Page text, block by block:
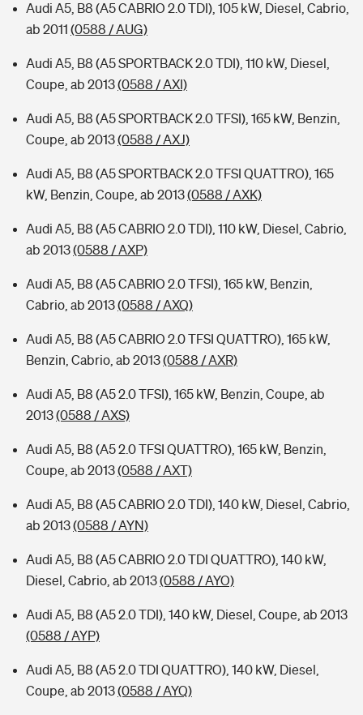
Audi A5, B8 (A5 CABRIO 2.0 TDI), 105 kW, Diesel, Cabrio,
ab 2011 (0588 / AUG)
Audi A5, B8 (A5 SPORTBACK 2.0 TDI), 110 kW, Diesel,
Coupe, ab 2013(0588 / AXI)
Audi A5, B8 (A5 SPORTBACK 2.0 TFSI), 165 kW, Benzin,
Coupe, ab 2013(0588 / AXJ)
Audi A5, B8 (A5 SPORTBACK 2.0 TFSI QUATTRO), 165
kW, Benzin, Coupe, ab 2013(0588 / AXK)
Audi A5, B8 (A5 CABRIO 2.0 TDI), 110 kW, Diesel, Cabrio,
ab 2013(0588 / AXP)
Audi A5, B8 (A5 CABRIO 2.0 TFSI), 165 kW, Benzin,
Cabrio, ab 2013(0588 / AXQ)
Audi A5, B8 (A5 CABRIO 2.0 TFSI QUATTRO), 165 kW,
Benzin, Cabrio, ab 2013(0588 / AXR)
Audi A5, B8 (A5 2.0 TFSI), 165 kW, Benzin, Coupe, ab
2013(0588 / AXS)
Audi A5, B8 (A5 2.0 TFSI QUATTRO), 165 kW, Benzin,
Coupe, ab 2013(0588 / AXT)
Audi A5, B8 (A5 CABRIO 2.0 TDI), 140 kW, Diesel, Cabrio,
ab 2013(0588 / AYN)
Audi A5, B8 (A5 CABRIO 2.0 TDI QUATTRO), 140 kW,
Diesel, Cabrio, ab 2013(0588 / AYO)
Audi A5, B8 (A5 2.0 TDI), 140 kW, Diesel, Coupe, ab 2013
(0588 / AYP)
Audi A5, B8 (A5 2.0 TDI QUATTRO), 140 kW, Diesel,
Coupe, ab 2013(0588 / AYQ)